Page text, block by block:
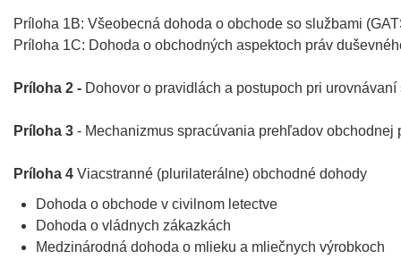
Príloha 1B: Všeobecná dohoda o obchode so službami
Príloha 1C: Dohoda o obchodných aspektoch práv
Príloha 2 - Dohovor o pravidlách a postupoch pri urovnávaní
Príloha 3 - Mechanizmus spracúvania prehľadov obchodnej
Príloha 4 Viacstranné (plurilaterálne) obchodné dohody
Dohoda o obchode v civilnom letectve
Dohoda o vládnych zákazkách
Medzinárodná dohoda o mlieku a mliečnych výrobkoch